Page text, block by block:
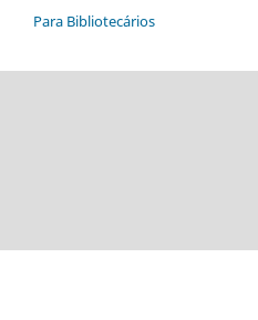
Para Bibliotecários